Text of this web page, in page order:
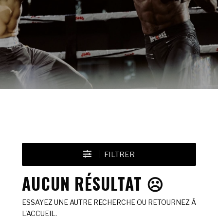
FILTRER
AUCUN RÉSULTAT ☹️
ESSAYEZ UNE AUTRE RECHERCHE OU RETOURNEZ À
L'ACCUEIL.